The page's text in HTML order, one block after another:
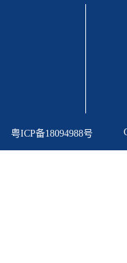
粤ICP备18094988号